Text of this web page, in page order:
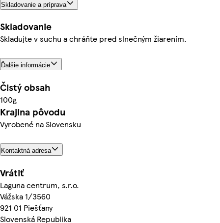
Skladovanie a príprava
Skladovanie
Skladujte v suchu a chráňte pred slnečným žiarením.
Ďalšie informácie
Čistý obsah
100g
Krajina pôvodu
Vyrobené na Slovensku
Kontaktná adresa
Vrátiť
Laguna centrum, s.r.o.
Vážska 1/3560
921 01 Piešťany
Slovenská Republika